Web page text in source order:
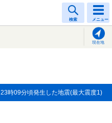
検索 メニュー
現在地
23時09分頃発生した地震(最大震度1)